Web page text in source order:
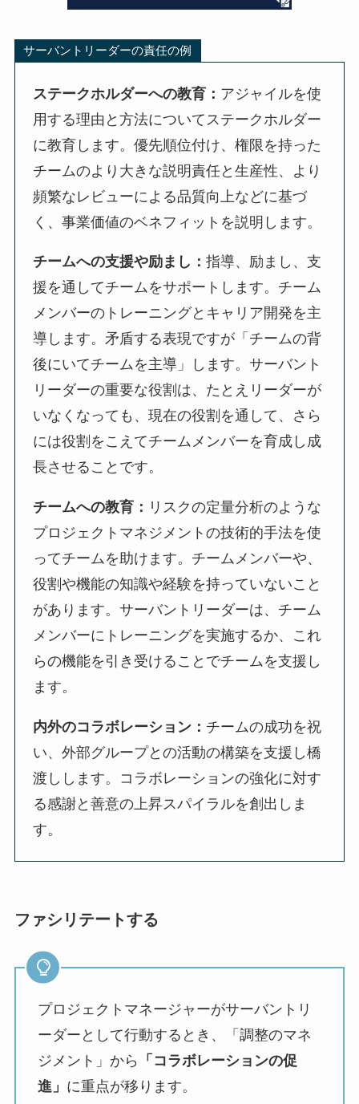
サーバントリーダーの責任の例
ステークホルダーへの教育： アジャイルを使
用する理由と方法についてステークホルダー
に教育します。優先順位付け、権限を持った
チームのより大きな説明責任と生産性、より
頻繁なレビューによる品質向上などに基づ
く、事業価値のベネフィットを説明します。
チームへの支援や励まし：指導、励まし、支
援を通してチームをサポートします。チーム
メンバーのトレーニングとキャリア開発を主
導します。矛盾する表現ですが「チームの背
後にいてチームを主導」します。サーバント
リーダーの重要な役割は、たとえリーダーが
いなくなっても、現在の役割を通して、さら
には役割をこえてチームメンバーを育成し成
長させることです。
チームへの教育： リスクの定量分析のような
プロジェクトマネジメントの技術的手法を使
ってチームを助けます。チームメンバーや、
役割や機能の知識や経験を持っていないこと
があります。サーバントリーダーは、チーム
メンバーにトレーニングを実施するか、これ
らの機能を引き受けることでチームを支援し
ます。
内外のコラボレーション： チームの成功を祝
い、外部グループとの活動の構築を支援し橋
渡しします。コラボレーションの強化に対す
る感謝と善意の上昇スパイラルを創出しま
す。
ファシリテートする
プロジェクトマネージャーがサーバントリ
ーダーとして行動するとき、「調整のマネ
ジメント」から
「コラボレーションの促
進」 に重点が移ります。